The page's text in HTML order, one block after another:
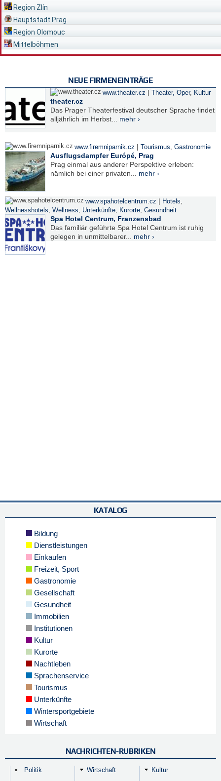
Region Zlín
Hauptstadt Prag
Region Olomouc
Mittelböhmen
NEUE FIRMENEINTRÄGE
www.theater.cz | Theater, Oper, Kultur
theater.cz
Das Prager Theaterfestival deutscher Sprache findet
alljährlich im Herbst... mehr ›
www.firemniparnik.cz | Tourismus, Gastronomie
Ausflugsdampfer Európé, Prag
Prag einmal aus anderer Perspektive erleben:
nämlich bei einer privaten... mehr ›
www.spahotelcentrum.cz | Hotels,
Wellnesshotels, Wellness, Unterkünfte, Kurorte, Gesundheit
Spa Hotel Centrum, Franzensbad
Das familiär geführte Spa Hotel Centrum ist ruhig
gelegen in unmittelbarer... mehr ›
KATALOG
Bildung
Dienstleistungen
Einkaufen
Freizeit, Sport
Gastronomie
Gesellschaft
Gesundheit
Immobilien
Institutionen
Kultur
Kurorte
Nachtleben
Sprachenservice
Tourismus
Unterkünfte
Wintersportgebiete
Wirtschaft
NACHRICHTEN-RUBRIKEN
Politik Wirtschaft Kultur